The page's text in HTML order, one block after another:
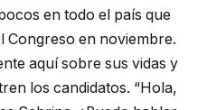
en todo el país que
Congreso en noviembre.
aquí sobre sus vidas y
los candidatos. “Hola,